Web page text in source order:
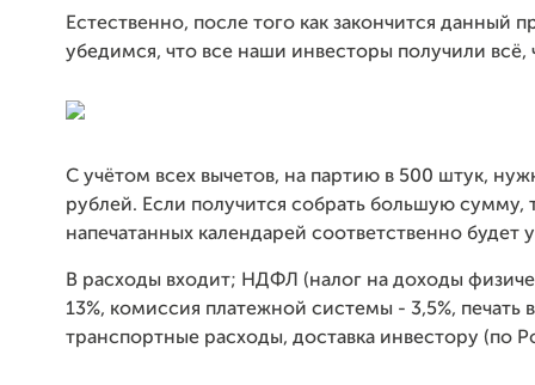
Естественно, после того как закончится данный
убедимся, что все наши инвесторы получили всё,
С учётом всех вычетов, на партию в 500 штук,
рублей. Если получится собрать большую сумму,
напечатанных календарей соответственно будет
В расходы входит; НДФЛ (налог на доходы
13%, комиссия платежной системы - 3,5%, печать
транспортные расходы, доставка инвестору (по